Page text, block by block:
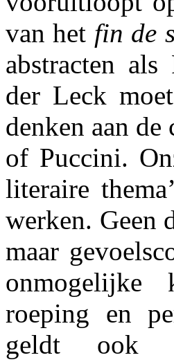
van het fin de
abstracten
der Leck
denken aan
of Puccini.
literaire
werken. Geen
maar
onmogelijke
roeping en
geldt ook